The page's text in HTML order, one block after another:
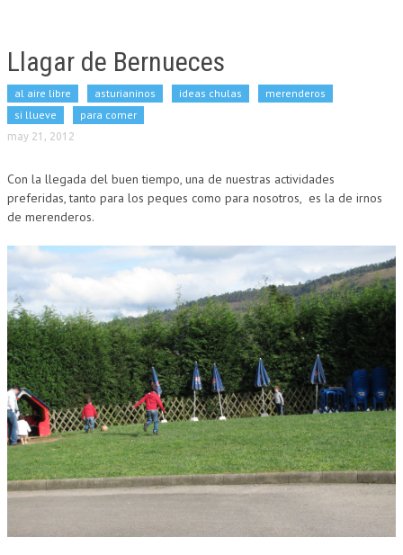
Llagar de Bernueces
al aire libre asturianinos ideas chulas
merenderos
si llueve
para comer
may 21, 2012
Con la llegada del buen tiempo, una de nuestras actividades
preferidas, tanto para los peques como para nosotros, es la de irnos
de merenderos.